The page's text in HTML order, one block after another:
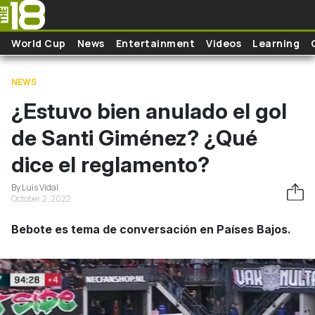
Skip to main content
World Cup News Entertainment Videos Learning
NEWS
¿Estuvo bien anulado el gol
de Santi Giménez? ¿Qué
dice el reglamento?
By Luis Vidal
October 2, 2022
Bebote es tema de conversación en Países Bajos.